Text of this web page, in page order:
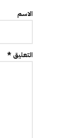
الاسم
التعليق *